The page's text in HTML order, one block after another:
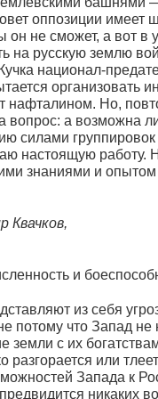
оппозиции имеет
он не сможет, а вот в
на русскую землю
национал-
организовать
нафталином. Но,
вопрос: а возможна
силами
настоящую работу.
знаниями и
Квачков,
и
из себя
потому что Запад
земли с их
разгорается или
Запада к
никаких